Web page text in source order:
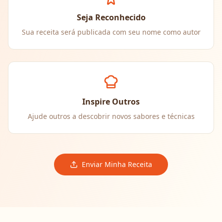
Seja Reconhecido
Sua receita será publicada com seu nome como autor
Inspire Outros
Ajude outros a descobrir novos sabores e técnicas
Enviar Minha Receita